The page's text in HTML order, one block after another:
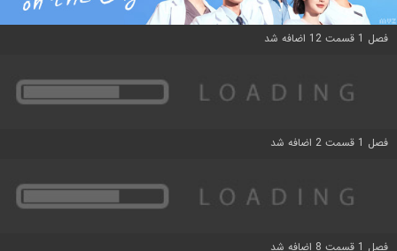
فصل 1 قسمت 12 اضافه شد
فصل 1 قسمت 2 اضافه شد
فصل 1 قسمت 8 اضافه شد